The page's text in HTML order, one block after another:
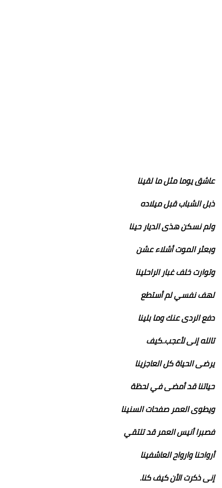
عاشق يوما مثل ما لقينا
ذبل الشباب قبل ميلاده
ولم نسكن هذى الديار حينا
وبعثر الموت أشلاء عشن
وتوارت خلف غبار الراحلينا
لهف نفسي لم أستطع
دفع الردى عنك وما بلينا
تالله إنى لأعجب..كيف
يرضى الحياة كل العاجزينا
حياتنا قد أمضى في لحظة
ويطوى العمر صفحات السنينا
فصبرا أنيس العمر قد تلتقي
أرواحنا وارواح العاشفينا
إنى ذكرت الأن كيف كنا.